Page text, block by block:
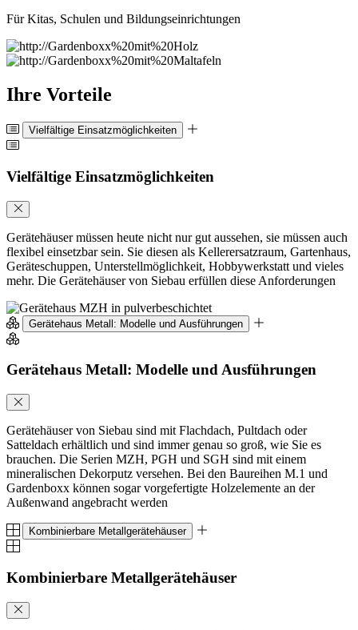
Für Kitas, Schulen und Bildungseinrichtungen
Ihre Vorteile
Vielfältige Einsatzmöglichkeiten
Vielfältige Einsatzmöglichkeiten
Gerätehäuser müssen heute nicht nur gut aussehen, sie müssen auch
flexibel einsetzbar sein. Sie diesen als Kellerersatzraum, Gartenhaus,
Geräteschuppen, Unterstellmöglichkeit, Hobbywerkstatt und vieles
mehr. Die Gerätehäuser von Siebau erfüllen diese Anforderungen
Gerätehaus Metall: Modelle und Ausführungen
Gerätehaus Metall: Modelle und Ausführungen
Gerätehäuser von Siebau sind mit Flachdach, Pultdach oder
Satteldach erhältlich und sind immer genau so groß, wie Sie es
brauchen. Die Serien MZH, PGH und SGH sind mit einem
mineralischen Dekorputz versehen. Bei den Baureihen M.1 und
Gardenboxx können sogar vorgefertigte Holzelemente an der
Außenwand angebracht werden
Kombinierbare Metallgerätehäuser
Kombinierbare Metallgerätehäuser